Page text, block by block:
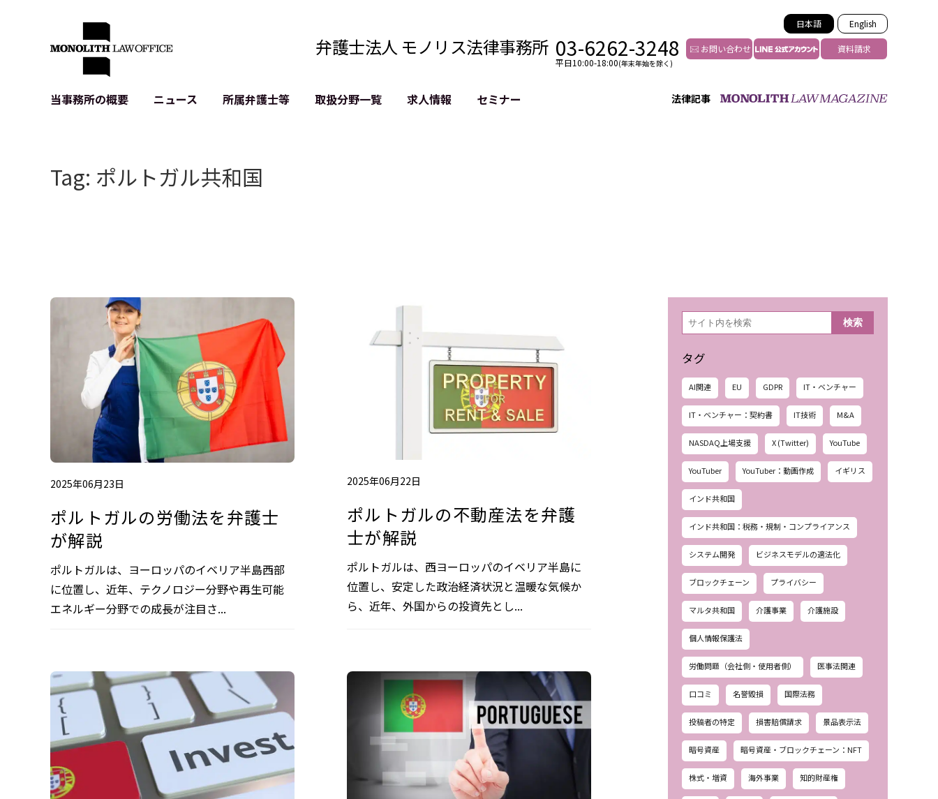
日本語 English
弁護士法人 モノリス法律事務所 03-6262-3248
平日10:00-18:00(年末年始を除く)
お問い合わせ 資料請求
法律記事
当事務所の概要
クライアントの声
出版書籍等
ニュース 所属弁護士等 取扱分野一覧
個人情報保護法関連
株式・M&A関連法務
アプリ等の利用規約整備
求人情報 セミナー
Tag: ポルトガル共和国
2025年06月23日
ポルトガルの労働法を弁護士
が解説
ポルトガルは、ヨーロッパのイベリア半島西部
に位置し、近年、テクノロジー分野や再生可能
エネルギー分野での成長が注目さ...
2025年06月22日
ポルトガルの不動産法を弁護
士が解説
ポルトガルは、西ヨーロッパのイベリア半島に
位置し、安定した政治経済状況と温暖な気候か
ら、近年、外国からの投資先とし...
検
索 検索
タグ
AI関連 EU GDPR IT・ベンチャー
IT・ベンチャー：契約書 IT技術 M&A
NASDAQ上場支援 X (Twitter) YouTube
YouTuber YouTuber：動画作成 イギリス
インド共和国
インド共和国：税務・規制・コンプライアンス
システム開発 ビジネスモデルの適法化
ブロックチェーン プライバシー
マルタ共和国 介護事業 介護施設
個人情報保護法
労働問題（会社側・使用者側） 医事法関連
口コミ 名誉毀損 国際法務
投稿者の特定 損害賠償請求 景品表示法
暗号資産 暗号資産・ブロックチェーン：NFT
株式・増資 海外事業 知的財産権